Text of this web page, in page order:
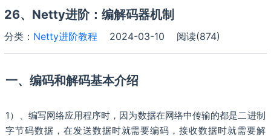
26、Netty进阶：编解码器机制
分类： Netty进阶教程 2024-03-10 阅读(874)
一、编码和解码基本介绍
1）、编写网络应用程序时，因为数据在网络中传输的都是二进制
字节码数据，在发送数据时就需要编码，接收数据时就需要解